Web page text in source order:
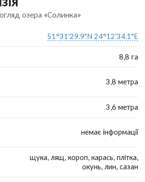
озера «Солинка»
51°31'29.9"N 24°12'34.1"E
8,8 га
3,8 метра
3,6 метра
немає інформації
щука, лящ, короп, карась, плітка,
окунь, лин, сазан